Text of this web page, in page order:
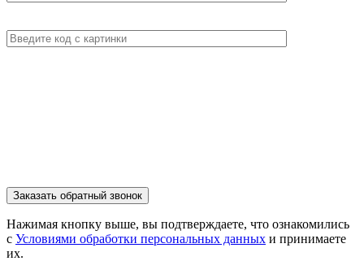
Нажимая кнопку выше, вы подтверждаете, что ознакомились
с Условиями обработки персональных данных и принимаете
их.